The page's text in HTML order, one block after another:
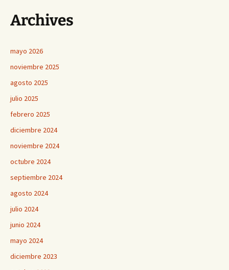
entradas
Archives
mayo 2026
noviembre 2025
agosto 2025
julio 2025
febrero 2025
diciembre 2024
noviembre 2024
octubre 2024
septiembre 2024
agosto 2024
julio 2024
junio 2024
mayo 2024
diciembre 2023